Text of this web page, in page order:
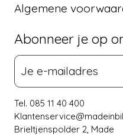
Algemene
Abonneer je op
Tel. 085 11 40 400
Brieltjenspolder 2, Made